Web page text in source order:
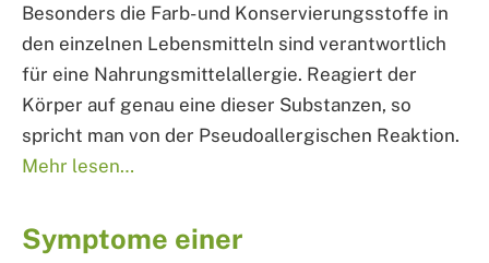
Besonders die Farb- und Konservierungsstoffe in
den einzelnen Lebensmitteln sind verantwortlich
für eine Nahrungsmittelallergie. Reagiert der
Körper auf genau eine dieser Substanzen, so
spricht man von der Pseudoallergischen Reaktion.
Mehr lesen…
Symptome einer